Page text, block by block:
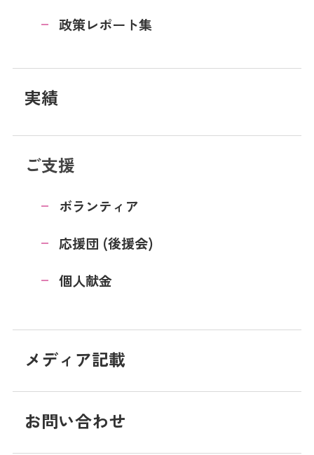
政策レポート集
実績
ご支援
ボランティア
応援団 (後援会)
個人献金
メディア記載
お問い合わせ